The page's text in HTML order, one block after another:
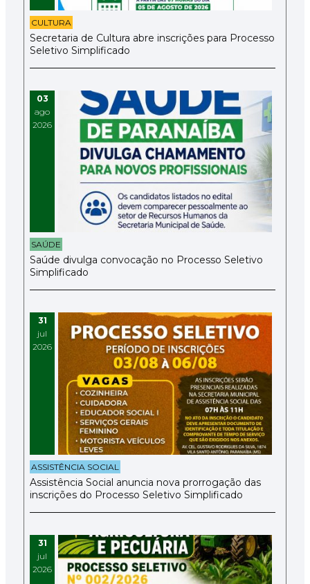
CULTURA
Secretaria de Cultura abre inscrições para Processo
Seletivo Simplificado
03
ago
2026
SAÚDE
Saúde divulga convocação no Processo Seletivo
Simplificado
31
jul
2026
ASSISTÊNCIA SOCIAL
Assistência Social anuncia nova prorrogação das
inscrições do Processo Seletivo Simplificado
31
jul
2026